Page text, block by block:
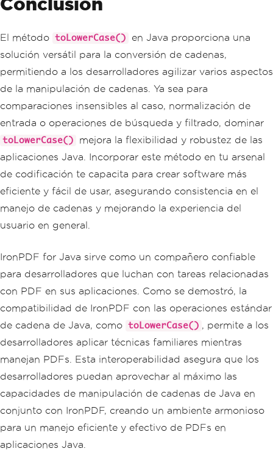
El método toLowerCase()
en Java proporciona una
solución versátil para la conversión de cadenas,
permitiendo a los desarrolladores agilizar varios aspectos
de la manipulación de cadenas. Ya sea para
comparaciones insensibles al caso, normalización de
entrada o operaciones de búsqueda y filtrado, dominar
toLowerCase()
mejora la flexibilidad y robustez de las
aplicaciones Java. Incorporar este método en tu arsenal
de codificación te capacita para crear software más
eficiente y fácil de usar, asegurando consistencia en el
manejo de cadenas y mejorando la experiencia del
usuario en general.
IronPDF for Java sirve como un compañero confiable
para desarrolladores que luchan con tareas relacionadas
con PDF en sus aplicaciones. Como se demostró, la
compatibilidad de IronPDF con las operaciones estándar
de cadena de Java, como toLowerCase() , permite a los
desarrolladores aplicar técnicas familiares mientras
manejan PDFs. Esta interoperabilidad asegura que los
desarrolladores puedan aprovechar al máximo las
capacidades de manipulación de cadenas de Java en
conjunto con IronPDF, creando un ambiente armonioso
para un manejo eficiente y efectivo de PDFs en
aplicaciones Java.